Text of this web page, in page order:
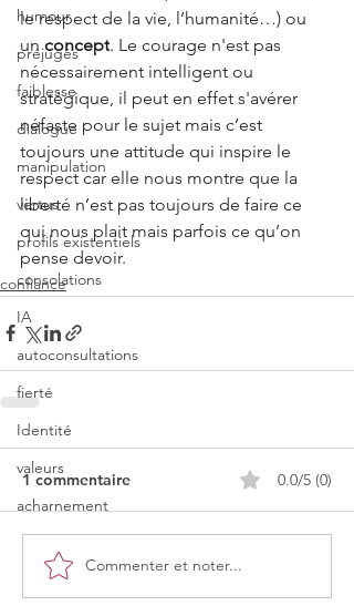
humour
préjugés
faiblesse
dialogue
manipulation
vertus
profils existentiels
consolations
IA
autoconsultations
fierté
Identité
valeurs
acharnement
le respect de la vie, l’humanité…) ou
un concept. Le courage n'est pas
nécessairement intelligent ou
stratégique, il peut en effet s'avérer
néfaste pour le sujet mais c’est
toujours une attitude qui inspire le
respect car elle nous montre que la
liberté n’est pas toujours de faire ce
qui nous plait mais parfois ce qu’on
pense devoir.
confiance
1 commentaire 0.0/5 (0)
Commenter et noter...